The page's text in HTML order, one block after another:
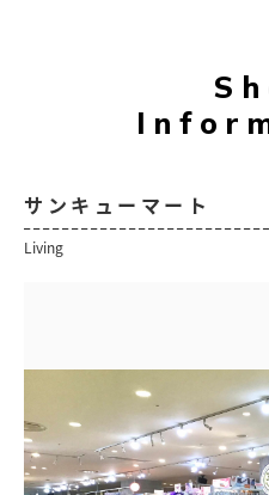
サンキューマート
Living